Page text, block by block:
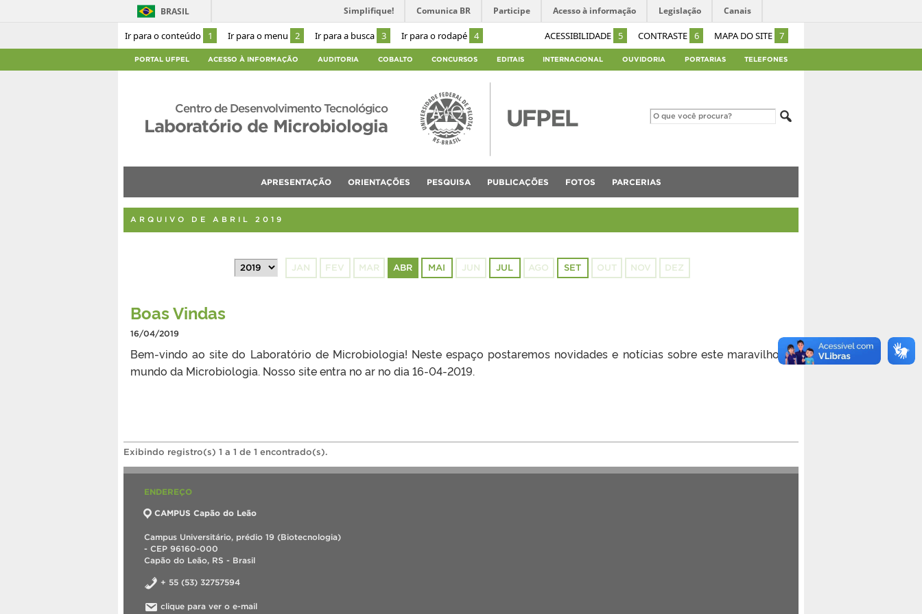
Ir para o conteúdo 1 Ir para o menu 2 Ir para a busca 3 Ir para o rodapé 4 ACESSIBILIDADE 5 CONTRASTE 6 MAPA DO SITE 7
BRASIL Simplifique! Comunica BR Participe Acesso à informação Legislação Canais
PORTAL UFPEL ACESSO À INFORMAÇÃO AUDITORIA COBALTO CONCURSOS EDITAIS INTERNACIONAL OUVIDORIA PORTARIAS TELEFONES
Centro de Desenvolvimento Tecnológico
Laboratório de Microbiologia
APRESENTAÇÃO ORIENTAÇÕES PESQUISA PUBLICAÇÕES FOTOS PARCERIAS
ARQUIVO DE ABRIL 2019
JAN FEV MAR ABR MAI JUN JUL AGO SET OUT NOV DEZ
Boas Vindas
16/04/2019
Bem-vindo ao site do Laboratório de Microbiologia! Neste espaço postaremos novidades e notícias sobre este maravilhoso
mundo da Microbiologia. Nosso site entra no ar no dia 16-04-2019.
Exibindo registro(s) 1 a 1 de 1 encontrado(s).
ENDEREÇO
CAMPUS Capão do Leão
Campus Universitário, prédio 19 (Biotecnologia)
- CEP 96160-000
Capão do Leão, RS - Brasil
+ 55 (53) 32757594
clique para ver o e-mail